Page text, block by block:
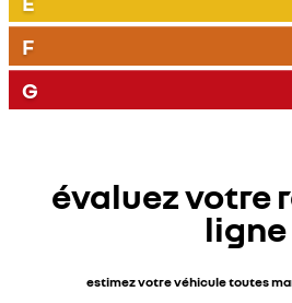
F
G
évaluez votre
ligne
estimez votre véhicule toutes